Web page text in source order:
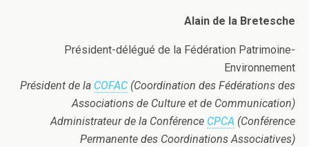
Alain de la Bretesche
Président-délégué de la Fédération Patrimoine-
Environnement
Président de la COFAC (Coordination des Fédérations des
Associations de Culture et de Communication)
Administrateur de la Conférence CPCA (Conférence
Permanente des Coordinations Associatives)